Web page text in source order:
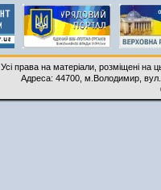
Усі права на матеріали, розміщені на
Адреса: 44700, м.Володимир,